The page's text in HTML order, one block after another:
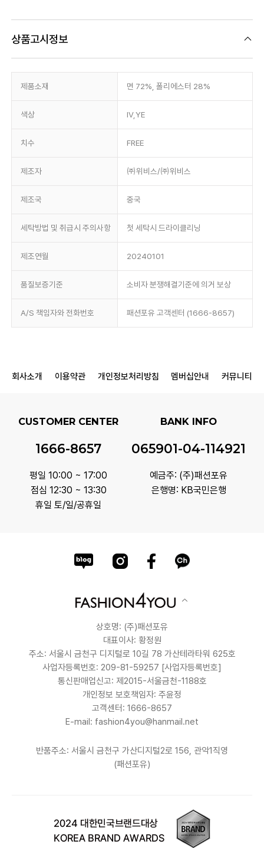
상품고시정보
제품소재 면 72%, 폴리에스터 28%
색상 IV,YE
치수 FREE
제조자 ㈜위비스/㈜위비스
제조국 중국
세탁방법 및 취급시 주의사항 첫 세탁시 드라이클리닝
제조연월 20240101
품질보증기준 소비자 분쟁해결기준에 의거 보상
A/S 책임자와 전화번호 패션포유 고객센터 (1666-8657)
회사소개 이용약관 개인정보처리방침 멤버십안내 커뮤니티
CUSTOMER CENTER
1666-8657
평일 10:00 ~ 17:00
점심 12:30 ~ 13:30
휴일 토/일/공휴일
BANK INFO
065901-04-114921
예금주: (주)패션포유
은행명: KB국민은행
상호명: (주)패션포유
대표이사: 황정원
주소: 서울시 금천구 디지털로 10길 78 가산테라타워 625호
사업자등록번호: 209-81-59257 [사업자등록번호]
통신판매업신고: 제2015-서울금천-1188호
개인정보 보호책임자: 주윤정
고객센터: 1666-8657
E-mail: fashion4you@hanmail.net
반품주소: 서울시 금천구 가산디지털2로 156, 관악1직영
(패션포유)